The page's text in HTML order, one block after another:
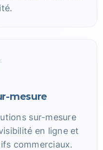
mesure
sur-mesure
en ligne et
commerciaux.